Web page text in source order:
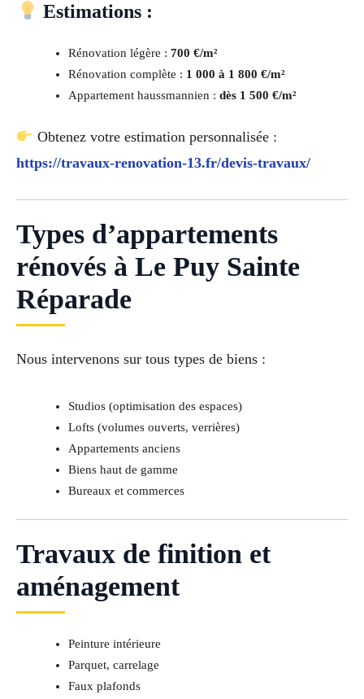
Estimations :
Rénovation légère : 700 €/m²
Rénovation complète : 1 000 à 1 800 €/m²
Appartement haussmannien : dès 1 500 €/m²
Obtenez votre estimation personnalisée :
https://travaux-renovation-13.fr/devis-travaux/
Types d’appartements
rénovés à Le Puy Sainte
Réparade
Nous intervenons sur tous types de biens :
Studios (optimisation des espaces)
Lofts (volumes ouverts, verrières)
Appartements anciens
Biens haut de gamme
Bureaux et commerces
Travaux de finition et
aménagement
Peinture intérieure
Parquet, carrelage
Faux plafonds